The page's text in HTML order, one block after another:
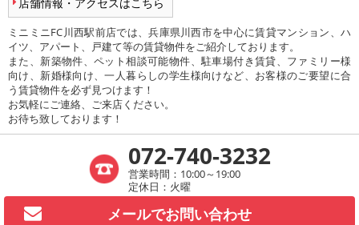
ミニミニFC川西駅前店では、兵庫県川西市を中心に賃貸マンション、ハ
イツ、アパート、戸建て等の賃貸物件をご紹介しております。
また、新築物件、ペット相談可能物件、駐車場付き賃貸、ファミリー様
向け、新婚様向け、一人暮らしの学生様向けなど、お客様のご要望に合
う賃貸物件を必ず見つけます！
お気軽にご連絡、ご来店ください。
お待ち致しております！
072-740-3232
営業時間：10:00～19:00
定休日：火曜
メールでお問い合わせ